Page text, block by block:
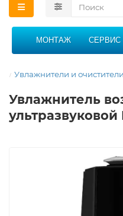
МОНТАЖ СЕРВИС
Увлажнители и
Увлажнитель
ультразвуковой